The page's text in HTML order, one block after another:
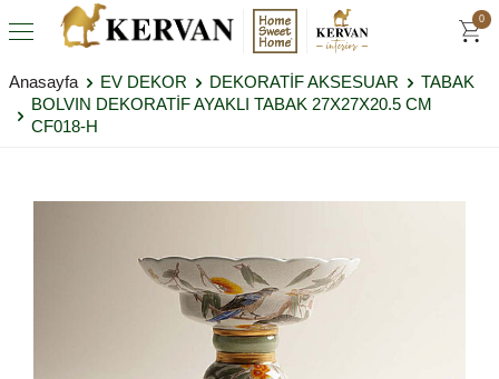
0
Anasayfa EV DEKOR DEKORATİF AKSESUAR
TABAK
BOLVIN DEKORATİF AYAKLI TABAK 27X27X20.5 CM
CF018-H